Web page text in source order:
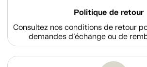
Politique de retour
Consultez nos conditions de retour
demandes d'échange ou de